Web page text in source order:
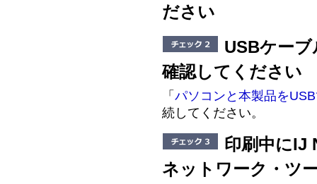
ださい
USBケー
確認してください
「 パソコンと本製品を
続してください。
印刷中にIJ
ネットワーク・ツ